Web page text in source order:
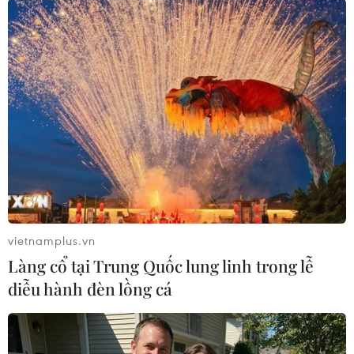
triển khai hiệu quả công tác chăm sóc, điều trị
sức khỏe cho trẻ em không chỉ của Thành phố
Hồ Chí Minh mà còn cho cả các tỉnh, thành khu
vực phía Nam.
Đặc biệt, bệnh viện đã triển khai các kỹ thuật y
tế chuyên sâu, thực hiện thành công các ca phẫu
thuật phức tạp, điều trị các ca bệnh khó...
vietnamplus.vn
Làng cổ tại Trung Quốc lung linh trong lễ
diễu hành đèn lồng cá